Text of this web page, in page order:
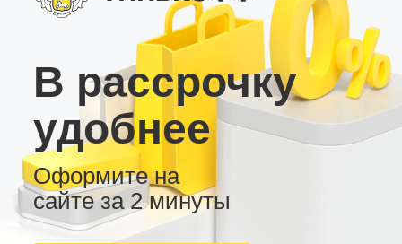
В рассрочку
удобнее
Оформите на
сайте за 2 минуты